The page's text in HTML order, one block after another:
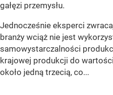
gałęzi przemysłu.
Jednocześnie eksperci
branży wciąż nie jest
samowystarczalności
krajowej produkcji do
około jedną trzecią, co...